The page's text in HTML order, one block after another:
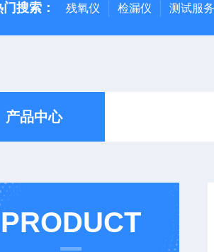
门搜索： 残氧仪 检漏仪 测试服务
产品中心
PRODUCT